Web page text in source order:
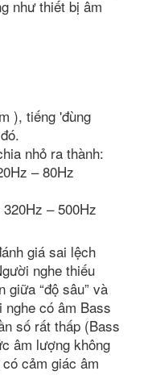
như thiết bị âm
), tiếng 'đùng
nhỏ ra thành:
– 80Hz
– 500Hz
giá sai lệch
nghe thiếu
giữa “độ sâu” và
nghe có âm Bass
số rất thấp (Bass
âm lượng không
cảm giác âm